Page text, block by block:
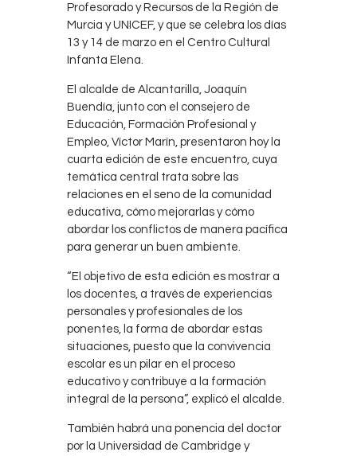
Profesorado y Recursos de la Región de
Murcia y UNICEF, y que se celebra los días
13 y 14 de marzo en el Centro Cultural
Infanta Elena.
El alcalde de Alcantarilla, Joaquín
Buendía, junto con el consejero de
Educación, Formación Profesional y
Empleo, Víctor Marín, presentaron hoy la
cuarta edición de este encuentro, cuya
temática central trata sobre las
relaciones en el seno de la comunidad
educativa, cómo mejorarlas y cómo
abordar los conflictos de manera pacífica
para generar un buen ambiente.
“El objetivo de esta edición es mostrar a
los docentes, a través de experiencias
personales y profesionales de los
ponentes, la forma de abordar estas
situaciones, puesto que la convivencia
escolar es un pilar en el proceso
educativo y contribuye a la formación
integral de la persona”, explicó el alcalde.
También habrá una ponencia del doctor
por la Universidad de Cambridge y